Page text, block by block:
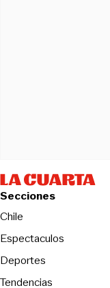
Secciones
Chile
Espectaculos
Deportes
Tendencias